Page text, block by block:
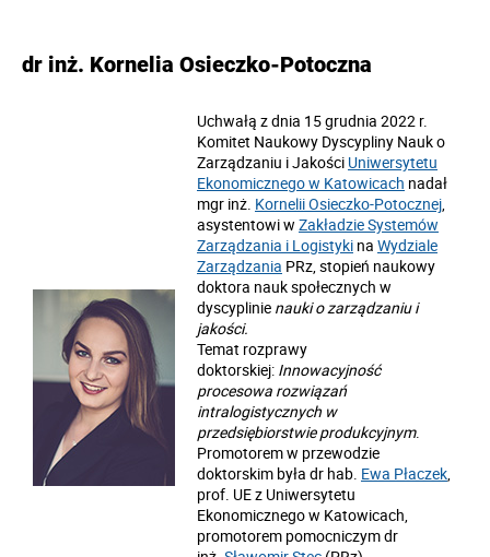
dr inż. Kornelia Osieczko-Potoczna
Uchwałą z dnia 15 grudnia 2022 r.
Komitet Naukowy Dyscypliny Nauk o
Zarządzaniu i Jakości Uniwersytetu
Ekonomicznego w Katowicach nadał
mgr inż. Kornelii Osieczko-Potocznej,
asystentowi w Zakładzie Systemów
Zarządzania i Logistyki na Wydziale
Zarządzania PRz, stopień naukowy
doktora nauk społecznych w
dyscyplinie nauki o zarządzaniu i
jakości.
Temat rozprawy
doktorskiej: Innowacyjność
procesowa rozwiązań
intralogistycznych w
przedsiębiorstwie produkcyjnym.
Promotorem w przewodzie
doktorskim była dr hab. Ewa Płaczek,
prof. UE z Uniwersytetu
Ekonomicznego w Katowicach,
promotorem pomocniczym dr